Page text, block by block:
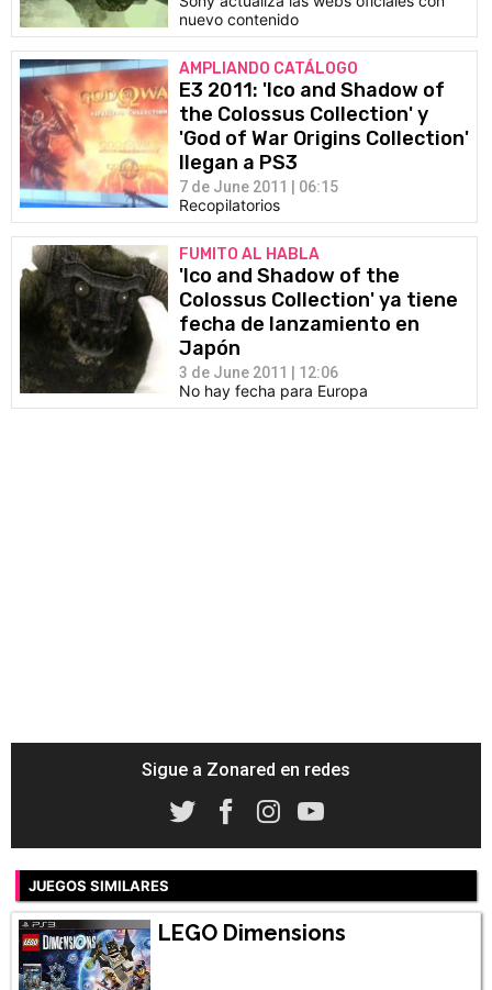
nuevo contenido
AMPLIANDO CATÁLOGO
E3 2011: 'Ico and Shadow of
the Colossus Collection' y
'God of War Origins Collection'
llegan a PS3
7 de June 2011 | 06:15
Recopilatorios
FUMITO AL HABLA
'Ico and Shadow of the
Colossus Collection' ya tiene
fecha de lanzamiento en
Japón
3 de June 2011 | 12:06
No hay fecha para Europa
Sigue a Zonared en redes
JUEGOS SIMILARES
LEGO Dimensions